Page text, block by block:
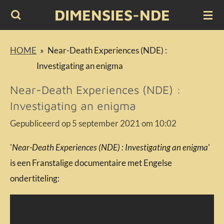
Ga
direct
DIMENSIES-NDE
HOME » Near-Death Experiences (NDE) :
Investigating an enigma
Near-Death Experiences (NDE) :
Investigating an enigma
Gepubliceerd op 5 september 2021 om 10:02
'Near-Death Experiences (NDE) : Investigating an enigma'
is een Franstalige documentaire met Engelse
ondertiteling: